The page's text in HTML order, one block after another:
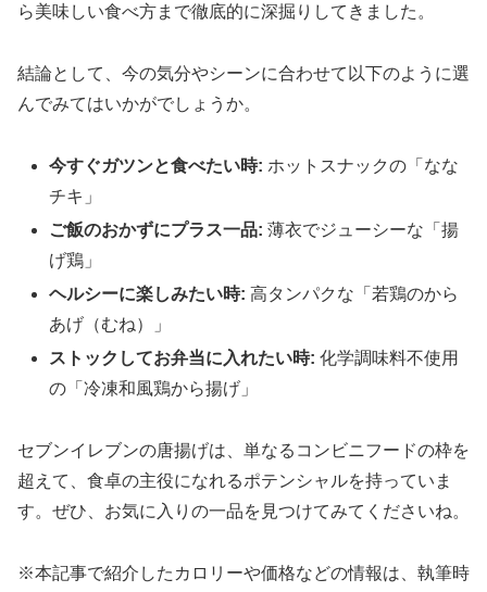
ら美味しい食べ方まで徹底的に深掘りしてきました。
結論として、今の気分やシーンに合わせて以下のように選
んでみてはいかがでしょうか。
今すぐガツンと食べたい時: ホットスナックの「なな
チキ」
ご飯のおかずにプラス一品: 薄衣でジューシーな「揚
げ鶏」
ヘルシーに楽しみたい時: 高タンパクな「若鶏のから
あげ（むね）」
ストックしてお弁当に入れたい時: 化学調味料不使用
の「冷凍和風鶏から揚げ」
セブンイレブンの唐揚げは、単なるコンビニフードの枠を
超えて、食卓の主役になれるポテンシャルを持っていま
す。ぜひ、お気に入りの一品を見つけてみてくださいね。
※本記事で紹介したカロリーや価格などの情報は、執筆時